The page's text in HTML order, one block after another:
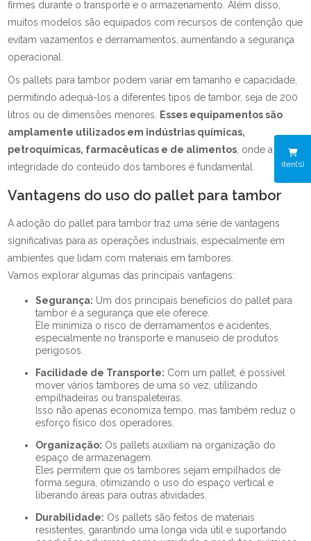
iten(s)
firmes durante o transporte e o armazenamento. Além disso,
muitos modelos são equipados com recursos de contenção que
evitam vazamentos e derramamentos, aumentando a segurança
operacional.
Os pallets para tambor podem variar em tamanho e capacidade,
permitindo adequá-los a diferentes tipos de tambor, seja de 200
litros ou de dimensões menores.
Esses equipamentos são
amplamente utilizados em indústrias químicas,
petroquímicas, farmacêuticas e de alimentos , onde a
integridade do conteúdo dos tambores é fundamental.
Vantagens do uso do pallet para tambor
A adoção do pallet para tambor traz uma série de vantagens
significativas para as operações industriais, especialmente em
ambientes que lidam com materiais em tambores.
Vamos explorar algumas das principais vantagens:
Segurança: Um dos principais benefícios do pallet para
tambor é a segurança que ele oferece.
Ele minimiza o risco de derramamentos e acidentes,
especialmente no transporte e manuseio de produtos
perigosos.
Facilidade de Transporte: Com um pallet, é possível
mover vários tambores de uma só vez, utilizando
empilhadeiras ou transpaleteiras.
Isso não apenas economiza tempo, mas também reduz o
esforço físico dos operadores.
Organização: Os pallets auxiliam na organização do
espaço de armazenagem.
Eles permitem que os tambores sejam empilhados de
forma segura, otimizando o uso do espaço vertical e
liberando áreas para outras atividades.
Durabilidade: Os pallets são feitos de materiais
resistentes, garantindo uma longa vida útil e suportando